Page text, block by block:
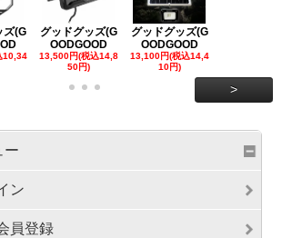
ズ(G
10,34
グッドグッズ(G
OODGOOD
13,500円(税込14,8
50円)
グッドグッズ(G
OODGOOD
13,100円(税込14,4
10円)
>
ー
ン
員登録